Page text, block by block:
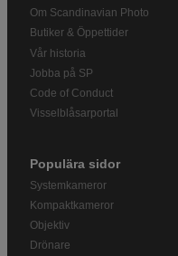
Om Scandinavian Photo
Butiker & Öppettider
Vår historia
Jobba på SP
Code of Conduct
Visselblåsarportal
Populära sidor
Systemkameror
Kompaktkameror
Objektiv
Drönare